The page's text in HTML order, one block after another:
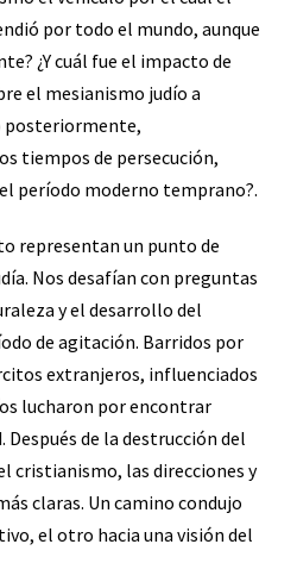
por todo el mundo, aunque
¿Y cuál fue el impacto de
el mesianismo judío a
posteriormente,
tiempos de persecución,
período moderno temprano?.
representan un punto de
Nos desafían con preguntas
y el desarrollo del
de agitación. Barridos por
extranjeros, influenciados
lucharon por encontrar
de la destrucción del
cristianismo, las direcciones y
claras. Un camino condujo
el otro hacia una visión del